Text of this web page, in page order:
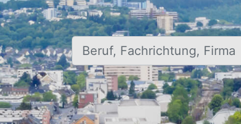
Beruf, Fachrichtung, Firma